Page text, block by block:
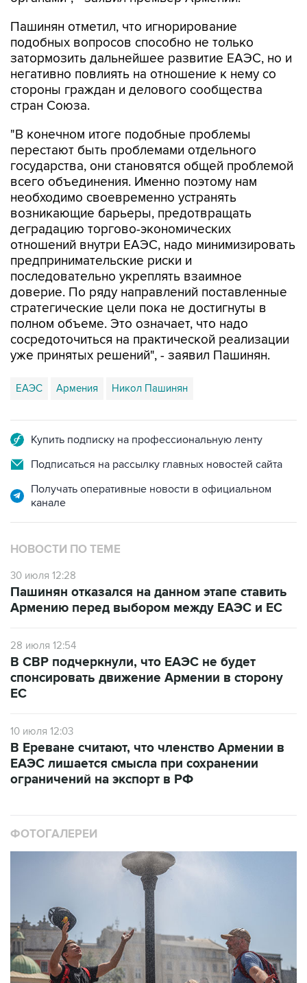
Пашинян отметил, что игнорирование
подобных вопросов способно не только
затормозить дальнейшее развитие ЕАЭС, но и
негативно повлиять на отношение к нему со
стороны граждан и делового сообщества
стран Союза.
"В конечном итоге подобные проблемы
перестают быть проблемами отдельного
государства, они становятся общей проблемой
всего объединения. Именно поэтому нам
необходимо своевременно устранять
возникающие барьеры, предотвращать
деградацию торгово-экономических
отношений внутри ЕАЭС, надо минимизировать
предпринимательские риски и
последовательно укреплять взаимное
доверие. По ряду направлений поставленные
стратегические цели пока не достигнуты в
полном объеме. Это означает, что надо
сосредоточиться на практической реализации
уже принятых решений", - заявил Пашинян.
ЕАЭС Армения Никол Пашинян
Купить подписку на профессиональную ленту
Подписаться на рассылку главных новостей сайта
Получать оперативные новости в официальном
канале
НОВОСТИ ПО ТЕМЕ
30 июля 12:28
Пашинян отказался на данном этапе ставить
Армению перед выбором между ЕАЭС и ЕС
28 июля 12:54
В СВР подчеркнули, что ЕАЭС не будет
спонсировать движение Армении в сторону
ЕС
10 июля 12:03
В Ереване считают, что членство Армении в
ЕАЭС лишается смысла при сохранении
ограничений на экспорт в РФ
ФОТОГАЛЕРЕИ